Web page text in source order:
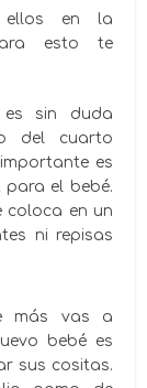
ellos en la
esto te
sin duda
del cuarto
es
el bebé.
coloca en un
ni repisas
más vas a
bebé es
sus cositas.